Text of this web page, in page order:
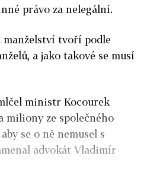
právo za nelegální.
manželství tvoří podle
a jako takové se musí
ministr Kocourek
miliony ze společného
se o ně nemusel s
advokát Vladimír